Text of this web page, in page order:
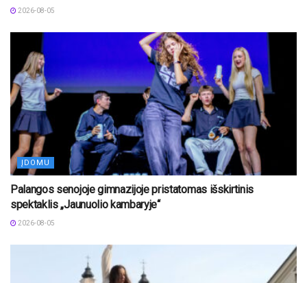
2026-08-05
ĮDOMU
Palangos senojoje gimnazijoje pristatomas išskirtinis
spektaklis „Jaunuolio kambaryje“
2026-08-05